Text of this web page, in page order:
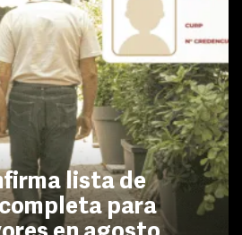
lista de
para